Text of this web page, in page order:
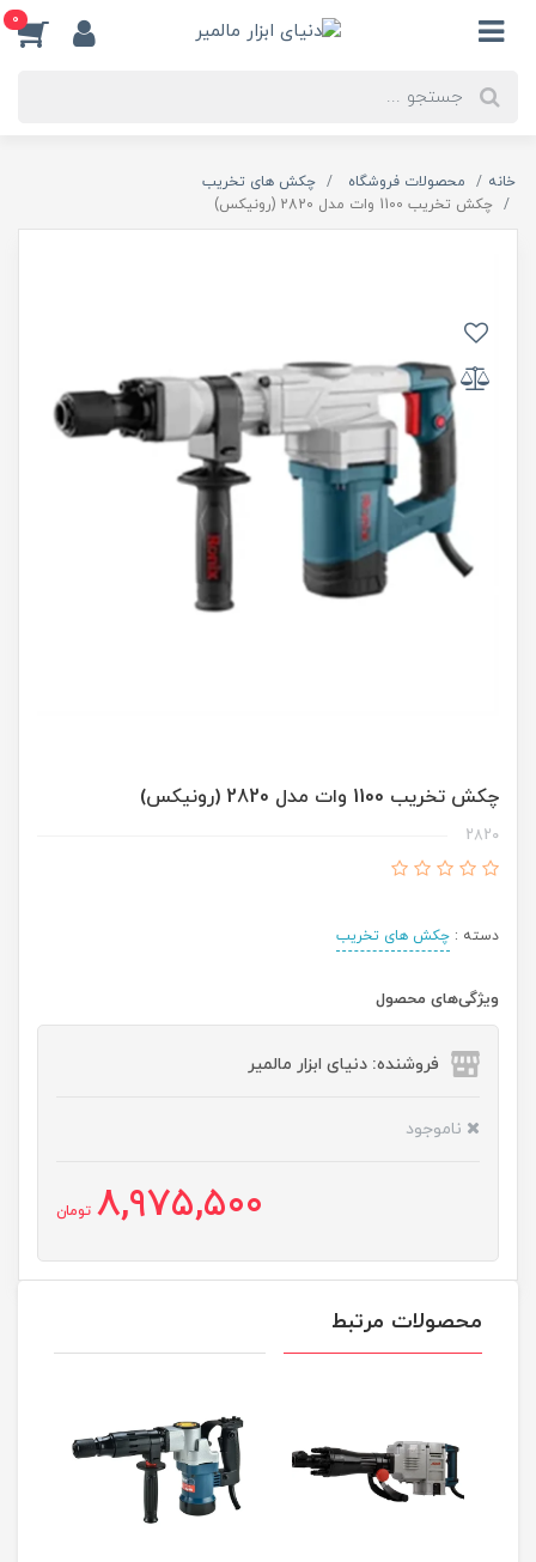
0
خانه محصولات فروشگاه
چکش های تخریب
چکش تخریب 1100 وات مدل 2820 (رونیکس)
چکش تخریب 1100 وات مدل 2820 (رونیکس)
2820
دسته : چکش های تخریب
ویژگی‌های محصول
فروشنده: دنیای ابزار مالمیر
ناموجود
8,975,500 تومان
محصولات مرتبط